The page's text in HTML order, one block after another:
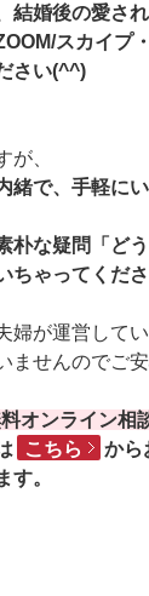
結婚後の愛さ
スカイプ
さい(^^)
が、
緒で、手軽に
朴な疑問「ど
ちゃってくだ
婦が運営して
ませんのでご安
オンライン相
こちら
から
す。